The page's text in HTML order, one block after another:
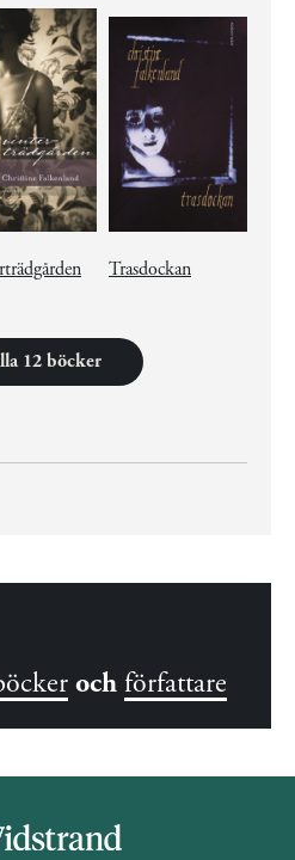
Trasdockan
12 böcker
och författare